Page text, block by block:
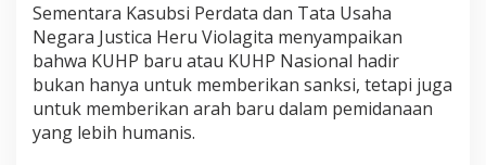
Sementara Kasubsi Perdata dan Tata Usaha
Negara Justica Heru Violagita menyampaikan
bahwa KUHP baru atau KUHP Nasional hadir
bukan hanya untuk memberikan sanksi, tetapi juga
untuk memberikan arah baru dalam pemidanaan
yang lebih humanis.